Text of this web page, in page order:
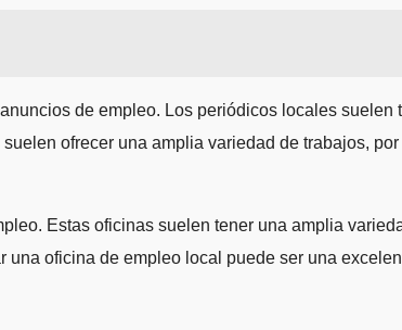
de empleo. Los periódicos locales
ofrecer una amplia variedad de trabajos,
Estas oficinas suelen tener una amplia
oficina de empleo local puede ser una